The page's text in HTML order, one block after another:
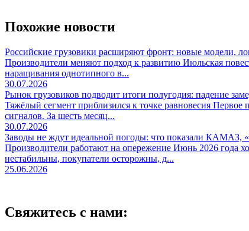
Похожие новости
Российские грузовики расширяют фронт: новые модели,
Производители меняют подход к развитию Июльская
наращивания однотипного в...
30.07.2026
Рынок грузовиков подводит итоги полугодия: падение
Тяжёлый сегмент приблизился к точке равновесия
сигналов. За шесть месяц...
30.07.2026
Заводы не ждут идеальной погоды: что показали КАМАЗ,
Производители работают на опережение Июнь 2026 года
нестабильны, покупатели осторожны, д...
25.06.2026
Свяжитесь с нами: